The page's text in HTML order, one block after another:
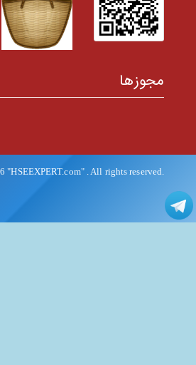
مجوزها
"HSEEXPERT.com". All rights reserved.